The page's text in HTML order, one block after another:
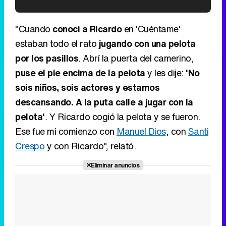
Tráiler de '33 días', la nueva serie de Atresplayer con Julián Villagrán y José Manuel Poga
Tráiler en catalán de 'Ravalear', la nueva serie de HBO Max sobre los fondos buitre
"Cuando conocí a Ricardoen 'Cuéntame'
estaban todo el rato jugando con una pelota
por los pasillos. Abrí la puerta del camerino,
puse el pie encima de la pelotay les dije: 'No
sois niños, sois actores y estamos
descansando. A la puta calle a jugar con la
pelota'. Y Ricardo cogió la pelota y se fueron.
Ese fue mi comienzo con Manuel Dios, conSanti
Crespoy con Ricardo", relató.
Eliminar anuncios